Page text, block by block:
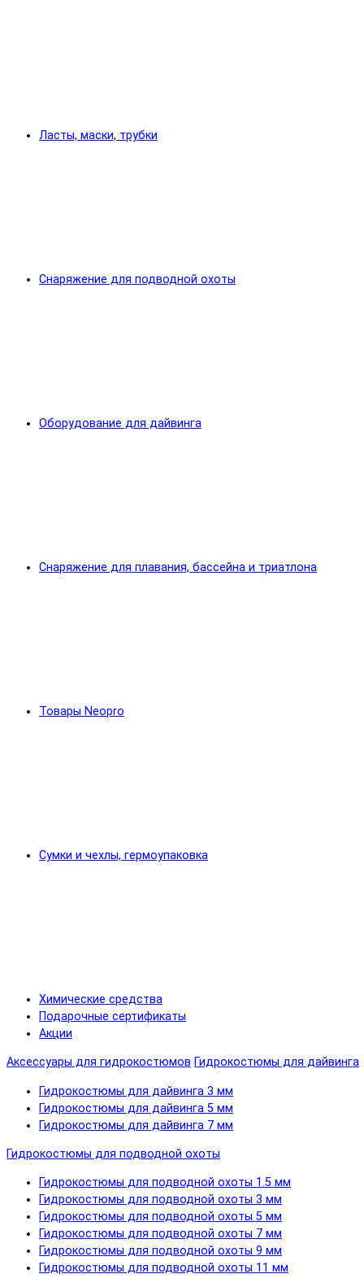
Ласты, маски, трубки
Снаряжение для подводной охоты
Оборудование для дайвинга
Снаряжение для плавания, бассейна и триатлона
Товары Neopro
Сумки и чехлы, гермоупаковка
Химические средства
Подарочные сертификаты
Акции
Аксессуары для гидрокостюмов Гидрокостюмы для дайвинга
Гидрокостюмы для дайвинга 3 мм
Гидрокостюмы для дайвинга 5 мм
Гидрокостюмы для дайвинга 7 мм
Гидрокостюмы для подводной охоты
Гидрокостюмы для подводной охоты 1.5 мм
Гидрокостюмы для подводной охоты 3 мм
Гидрокостюмы для подводной охоты 5 мм
Гидрокостюмы для подводной охоты 7 мм
Гидрокостюмы для подводной охоты 9 мм
Гидрокостюмы для подводной охоты 11 мм